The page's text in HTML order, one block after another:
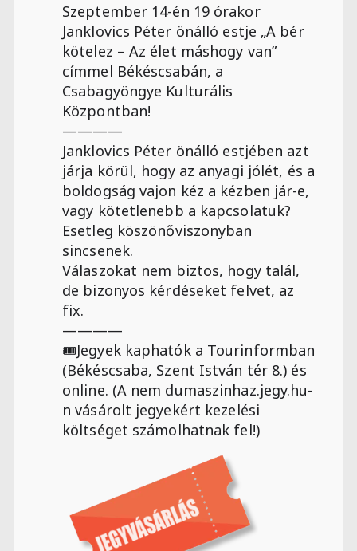
Szeptember 14-én 19 órakor
Janklovics Péter önálló estje „A bér
kötelez – Az élet máshogy van”
címmel Békéscsabán, a
Csabagyöngye Kulturális
Központban!
————
Janklovics Péter önálló estjében azt
járja körül, hogy az anyagi jólét, és a
boldogság vajon kéz a kézben jár-e,
vagy kötetlenebb a kapcsolatuk?
Esetleg köszönőviszonyban
sincsenek.
Válaszokat nem biztos, hogy talál,
de bizonyos kérdéseket felvet, az
fix.
————
🎟Jegyek kaphatók a Tourinformban
(Békéscsaba, Szent István tér 8.) és
online. (A nem dumaszinhaz.jegy.hu-
n vásárolt jegyekért kezelési
költséget számolhatnak fel!)